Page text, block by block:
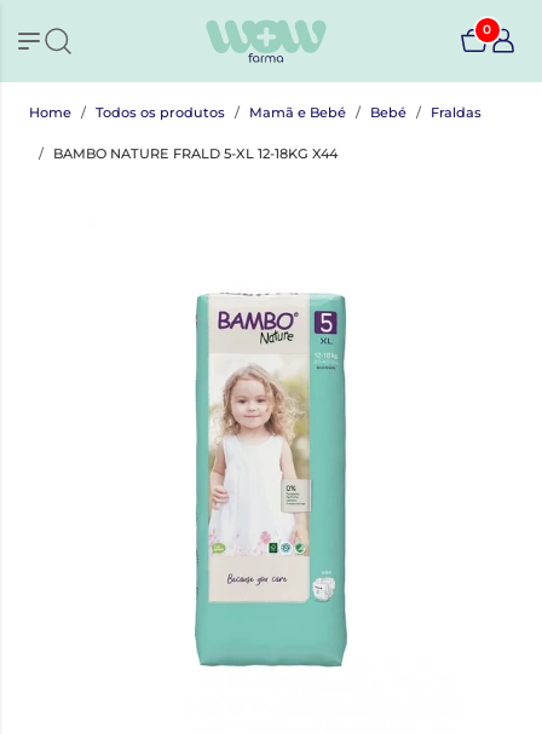
0
Home Todos os produtos Mamã e Bebé Bebé Fraldas
BAMBO NATURE FRALD 5-XL 12-18KG X44